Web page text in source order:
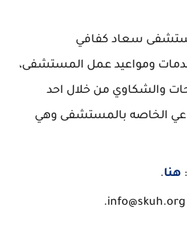
سعاد كفافي
ومواعيد عمل المستشفى،
والشكاوي من خلال احد
الخاصه بالمستشفى وهي
هنا.